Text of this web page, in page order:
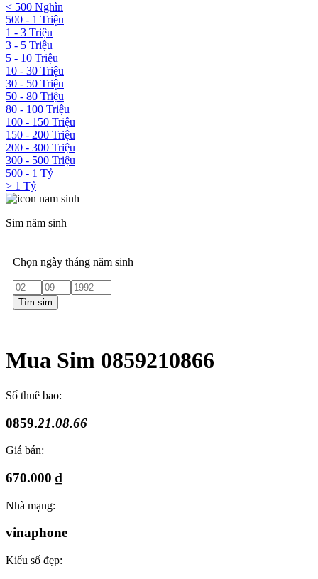
< 500 Nghìn
500 - 1 Triệu
1 - 3 Triệu
3 - 5 Triệu
5 - 10 Triệu
10 - 30 Triệu
30 - 50 Triệu
50 - 80 Triệu
80 - 100 Triệu
100 - 150 Triệu
150 - 200 Triệu
200 - 300 Triệu
300 - 500 Triệu
500 - 1 Tỷ
> 1 Tỷ
Sim năm sinh
Chọn ngày tháng năm sinh
Tìm sim
Mua Sim 0859210866
Số thuê bao:
0859.21.08.66
Giá bán:
670.000 ₫
Nhà mạng:
vinaphone
Kiểu số đẹp: